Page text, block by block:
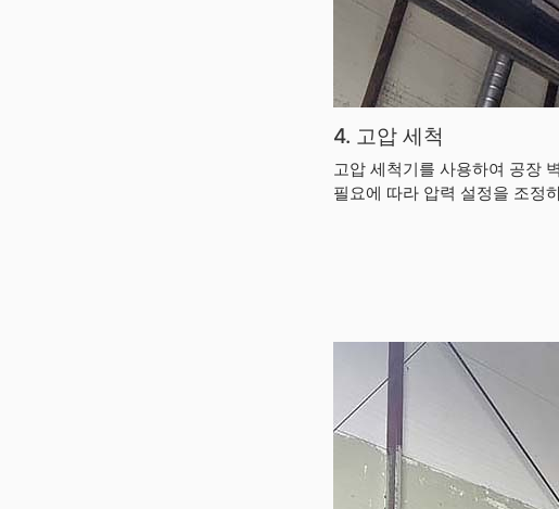
4. 고압 세척
고압 세척기를 사용하여 공장
필요에 따라 압력 설정을 조정